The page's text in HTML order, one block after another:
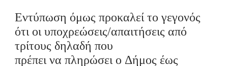
Εντύπωση όμως προκαλεί το γεγονός
ότι οι υποχρεώσεις/απαιτήσεις από
τρίτους δηλαδή που
πρέπεινα πληρώσει ο Δήμος έως